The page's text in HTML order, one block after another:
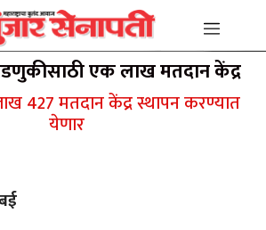
एक लाख मतदान केंद्र
427 मतदान केंद्र स्थापन करण्यात
येणार